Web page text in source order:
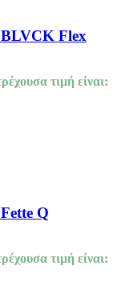
Flex
τιμή είναι:
Q
τιμή είναι: